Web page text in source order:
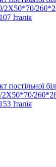
2Х50*70/
Італія
Італія